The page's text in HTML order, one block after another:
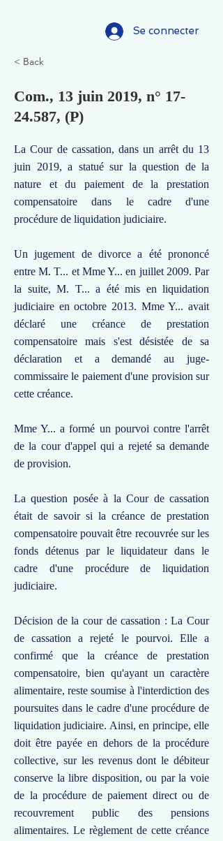
Se connecter
< Back
Com., 13 juin 2019, n° 17-
24.587, (P)
La Cour de cassation, dans un arrêt du 13
juin 2019, a statué sur la question de la
nature et du paiement de la prestation
compensatoire dans le cadre d'une
procédure de liquidation judiciaire.
Un jugement de divorce a été prononcé
entre M. T... et Mme Y... en juillet 2009. Par
la suite, M. T... a été mis en liquidation
judiciaire en octobre 2013. Mme Y... avait
déclaré une créance de prestation
compensatoire mais s'est désistée de sa
déclaration et a demandé au juge-
commissaire le paiement d'une provision sur
cette créance.
Mme Y... a formé un pourvoi contre l'arrêt
de la cour d'appel qui a rejeté sa demande
de provision.
La question posée à la Cour de cassation
était de savoir si la créance de prestation
compensatoire pouvait être recouvrée sur les
fonds détenus par le liquidateur dans le
cadre d'une procédure de liquidation
judiciaire.
Décision de la cour de cassation : La Cour
de cassation a rejeté le pourvoi. Elle a
confirmé que la créance de prestation
compensatoire, bien qu'ayant un caractère
alimentaire, reste soumise à l'interdiction des
poursuites dans le cadre d'une procédure de
liquidation judiciaire. Ainsi, en principe, elle
doit être payée en dehors de la procédure
collective, sur les revenus dont le débiteur
conserve la libre disposition, ou par la voie
de la procédure de paiement direct ou de
recouvrement public des pensions
alimentaires. Le règlement de cette créance